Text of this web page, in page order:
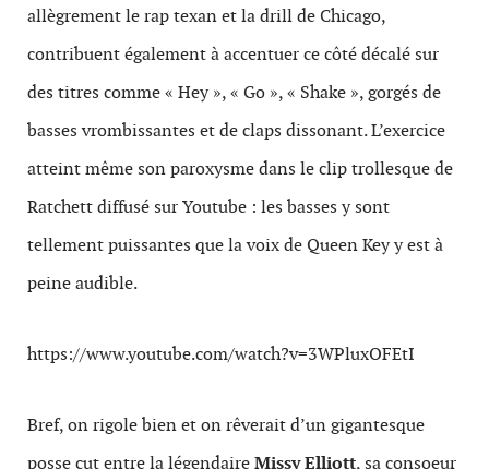
allègrement le rap texan et la drill de Chicago,
contribuent également à accentuer ce côté décalé sur
des titres comme « Hey », « Go », « Shake », gorgés de
basses vrombissantes et de claps dissonant. L’exercice
atteint même son paroxysme dans le clip trollesque de
Ratchett diffusé sur Youtube : les basses y sont
tellement puissantes que la voix de Queen Key y est à
peine audible.
https://www.youtube.com/watch?v=3WPluxOFEtI
Bref, on rigole bien et on rêverait d’un gigantesque
posse cut entre la légendaireMissy Elliott, sa consoeur